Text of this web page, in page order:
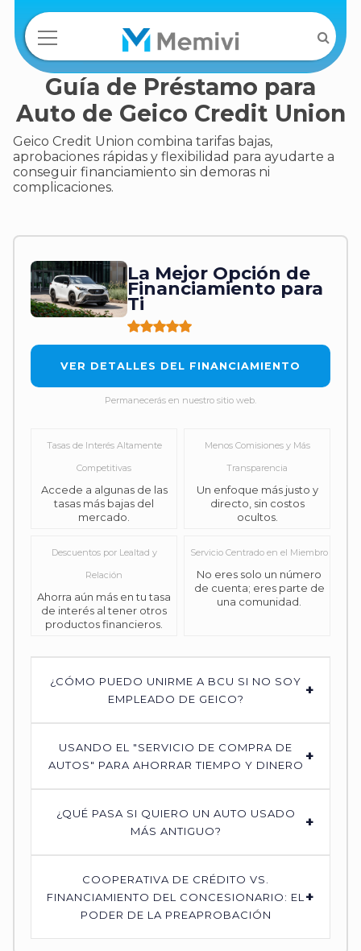
Guía de Préstamo para
Auto de Geico Credit Union
Geico Credit Union combina tarifas bajas,
aprobaciones rápidas y flexibilidad para ayudarte a
conseguir financiamiento sin demoras ni
complicaciones.
La Mejor Opción de
Financiamiento para
Ti
VER DETALLES DEL FINANCIAMIENTO
Permanecerás en nuestro sitio web.
Tasas de Interés Altamente
Competitivas
Accede a algunas de las
tasas más bajas del
mercado.
Menos Comisiones y Más
Transparencia
Un enfoque más justo y
directo, sin costos
ocultos.
Descuentos por Lealtad y
Relación
Ahorra aún más en tu tasa
de interés al tener otros
productos financieros.
Servicio Centrado en el Miembro
No eres solo un número
de cuenta; eres parte de
una comunidad.
¿CÓMO PUEDO UNIRME A BCU SI NO SOY
EMPLEADO DE GEICO?
+
USANDO EL "SERVICIO DE COMPRA DE
AUTOS" PARA AHORRAR TIEMPO Y DINERO +
¿QUÉ PASA SI QUIERO UN AUTO USADO
MÁS ANTIGUO?
+
COOPERATIVA DE CRÉDITO VS.
FINANCIAMIENTO DEL CONCESIONARIO: EL
PODER DE LA PREAPROBACIÓN
+